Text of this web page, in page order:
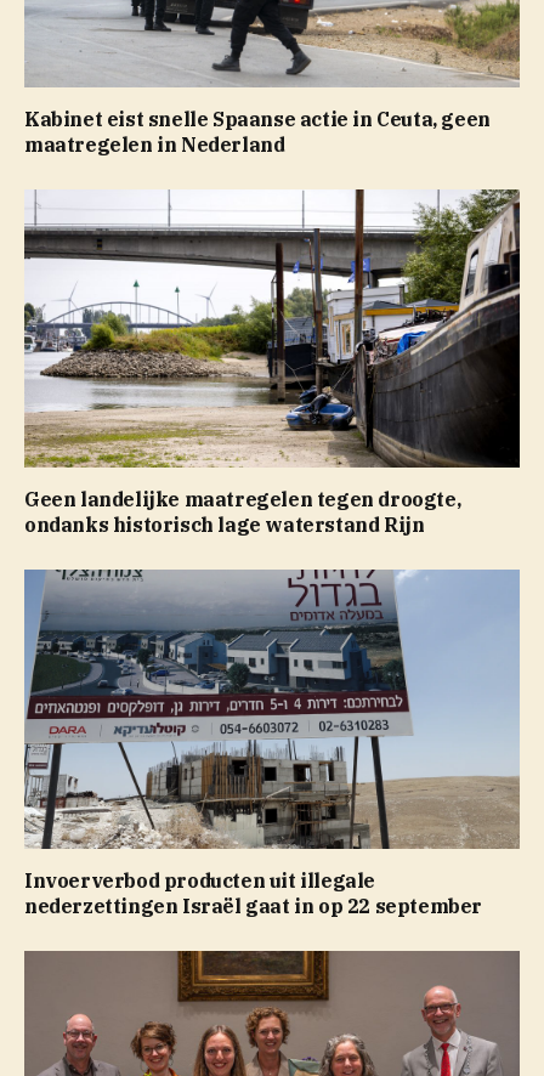
Kabinet eist snelle Spaanse actie in Ceuta, geen
maatregelen in Nederland
Geen landelijke maatregelen tegen droogte,
ondanks historisch lage waterstand Rijn
Invoerverbod producten uit illegale
nederzettingen Israël gaat in op 22 september